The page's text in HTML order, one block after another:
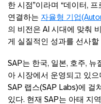
한 시점”이라며 “데이터, 프
연결하는 자율형 기업
의 비전은 AI 시대에 맞춰
게 실질적인 성과를 선사할
SAP는 한국, 일본, 호주, 뉴
아 시장에서 운영되고 있으
SAP 랩스(SAP Labs)에 걸
있다. 현재 SAP는 아태 지역